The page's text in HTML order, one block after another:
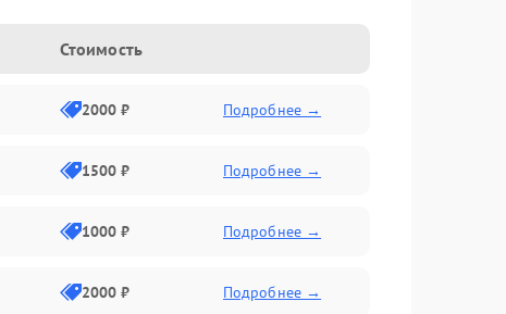
Стоимость
2000 ₽ Подробнее →
1500 ₽ Подробнее →
1000 ₽ Подробнее →
2000 ₽ Подробнее →